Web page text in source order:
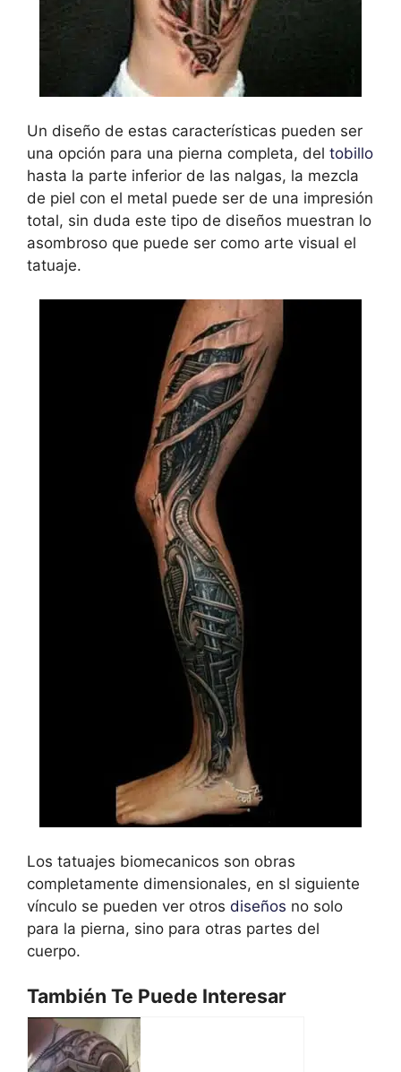
Un diseño de estas características pueden ser
una opción para una pierna completa, del tobillo
hasta la parte inferior de las nalgas, la mezcla
de piel con el metal puede ser de una impresión
total, sin duda este tipo de diseños muestran lo
asombroso que puede ser como arte visual el
tatuaje.
Los tatuajes biomecanicos son obras
completamente dimensionales, en sl siguiente
vínculo se pueden ver otros diseños no solo
para la pierna, sino para otras partes del
cuerpo.
También Te Puede Interesar